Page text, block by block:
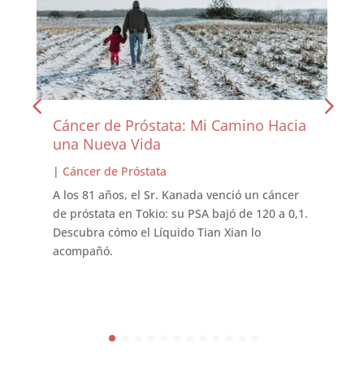
Cáncer de Próstata: Mi Camino Hacia
una Nueva Vida
| Cáncer de Próstata
A los 81 años, el Sr. Kanada venció un cáncer
de próstata en Tokio: su PSA bajó de 120 a 0,1.
Descubra cómo el Líquido Tian Xian lo
acompañó.